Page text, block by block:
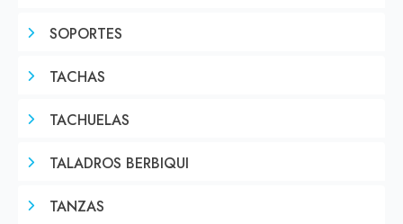
SOPORTES
TACHAS
TACHUELAS
TALADROS BERBIQUI
TANZAS